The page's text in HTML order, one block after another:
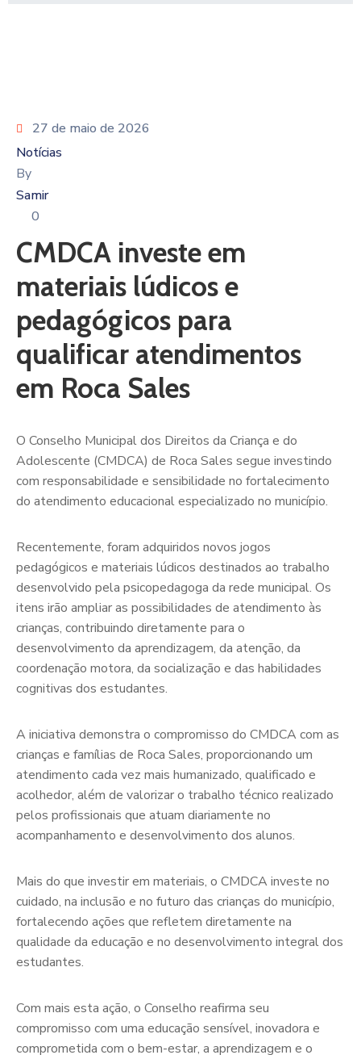
27 de maio de 2026
Notícias
By
Samir
0
CMDCA investe em
materiais lúdicos e
pedagógicos para
qualificar atendimentos
em Roca Sales
O Conselho Municipal dos Direitos da Criança e do
Adolescente (CMDCA) de Roca Sales segue investindo
com responsabilidade e sensibilidade no fortalecimento
do atendimento educacional especializado no município.
Recentemente, foram adquiridos novos jogos
pedagógicos e materiais lúdicos destinados ao trabalho
desenvolvido pela psicopedagoga da rede municipal. Os
itens irão ampliar as possibilidades de atendimento às
crianças, contribuindo diretamente para o
desenvolvimento da aprendizagem, da atenção, da
coordenação motora, da socialização e das habilidades
cognitivas dos estudantes.
A iniciativa demonstra o compromisso do CMDCA com as
crianças e famílias de Roca Sales, proporcionando um
atendimento cada vez mais humanizado, qualificado e
acolhedor, além de valorizar o trabalho técnico realizado
pelos profissionais que atuam diariamente no
acompanhamento e desenvolvimento dos alunos.
Mais do que investir em materiais, o CMDCA investe no
cuidado, na inclusão e no futuro das crianças do município,
fortalecendo ações que refletem diretamente na
qualidade da educação e no desenvolvimento integral dos
estudantes.
Com mais esta ação, o Conselho reafirma seu
compromisso com uma educação sensível, inovadora e
comprometida com o bem-estar, a aprendizagem e o